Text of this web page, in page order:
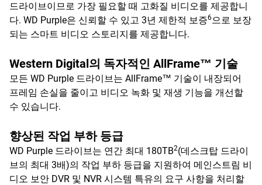
드라이브이므로 가장 필요할 때 고화질 비디오를 제공합니
다. WD Purple은 신뢰할 수 있고 3년 제한적 보증6으로 보장
되는 스마트 비디오 스토리지를 제공합니다.
Western Digital의 독자적인 AllFrame™ 기술
모든 WD Purple 드라이브는 AllFrame™ 기술이 내장되어
프레임 손실을 줄이고 비디오 녹화 및 재생 기능을 개선할
수 있습니다.
향상된 작업 부하 등급
WD Purple 드라이브는 연간 최대 180TB2(데스크탑 드라이
브의 최대 3배)의 작업 부하 등급을 지원하여 메인스트림 비
디오 보안 DVR 및 NVR 시스템 특유의 요구 사항을 처리할